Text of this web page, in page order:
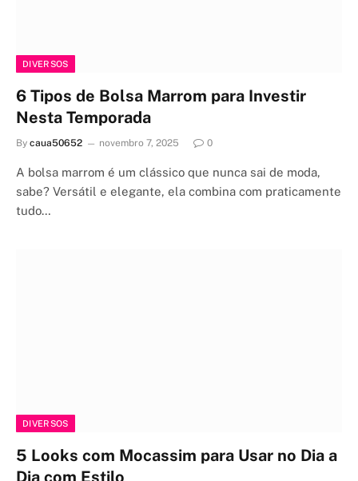
DIVERSOS
6 Tipos de Bolsa Marrom para Investir
Nesta Temporada
By caua50652 novembro 7, 2025 0
A bolsa marrom é um clássico que nunca sai de moda,
sabe? Versátil e elegante, ela combina com praticamente
tudo…
DIVERSOS
5 Looks com Mocassim para Usar no Dia a
Dia com Estilo